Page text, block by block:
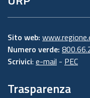
Sito web:
Numero verde:
Scrivici: e-mail - PEC
Trasparenza